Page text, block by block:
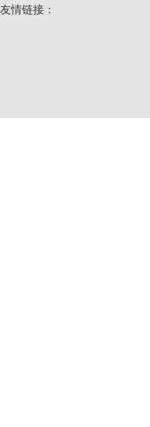
友情链接：